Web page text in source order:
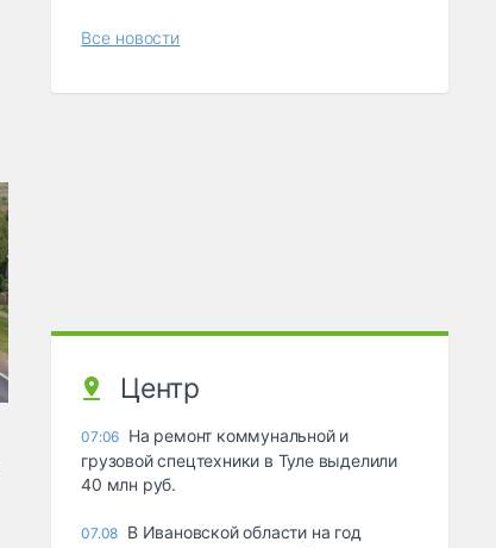
Все новости
Центр
07:06 На ремонт коммунальной и
грузовой спецтехники в Туле выделили
40 млн руб.
07.08 В Ивановской области на год